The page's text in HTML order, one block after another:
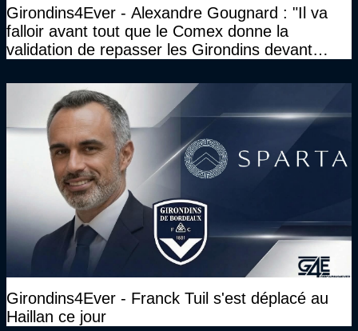
Girondins4Ever - Alexandre Gougnard : "Il va
falloir avant tout que le Comex donne la
validation de repasser les Girondins devant
Girondins4Ever - Franck Tuil s'est déplacé au
Haillan ce jour